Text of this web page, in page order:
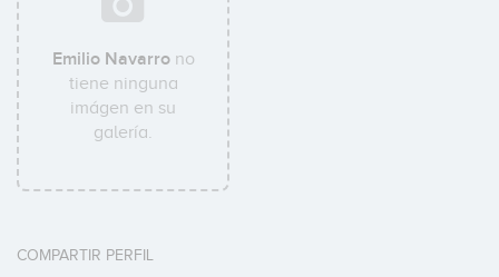
Emilio Navarrono
tiene ninguna
imágen en su
galería.
COMPARTIR PERFIL